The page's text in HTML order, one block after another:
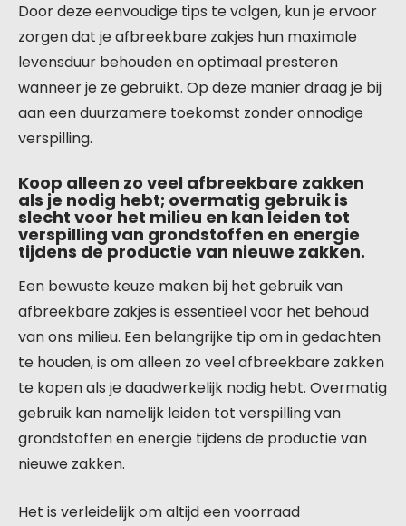
Door deze eenvoudige tips te volgen, kun je ervoor
zorgen dat je afbreekbare zakjes hun maximale
levensduur behouden en optimaal presteren
wanneer je ze gebruikt. Op deze manier draag je bij
aan een duurzamere toekomst zonder onnodige
verspilling.
Koop alleen zo veel afbreekbare zakken
als je nodig hebt; overmatig gebruik is
slecht voor het milieu en kan leiden tot
verspilling van grondstoffen en energie
tijdens de productie van nieuwe zakken.
Een bewuste keuze maken bij het gebruik van
afbreekbare zakjes is essentieel voor het behoud
van ons milieu. Een belangrijke tip om in gedachten
te houden, is om alleen zo veel afbreekbare zakken
te kopen als je daadwerkelijk nodig hebt. Overmatig
gebruik kan namelijk leiden tot verspilling van
grondstoffen en energie tijdens de productie van
nieuwe zakken.
Het is verleidelijk om altijd een voorraad